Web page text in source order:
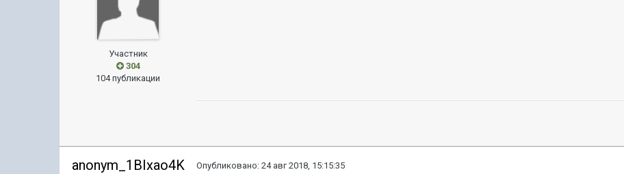
Участник
304
104 публикации
anonym_1BIxao4K
Опубликовано:24 авг 2018, 15:15:35